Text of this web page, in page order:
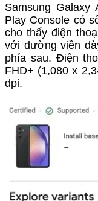
Samsung
Play Console có
cho thấy điện
với đường viền
phía sau. Điện
FHD+ (1,080 x
dpi.